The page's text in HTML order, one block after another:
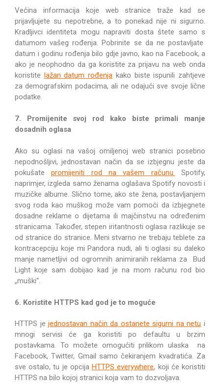
Većina informacija koje web stranice traže kad se
prijavljujete su nepotrebne, a to ponekad nije ni sigurno.
Kradljivci identiteta mogu napraviti dosta štete samo s
datumom vašeg rođenja. Pobrinite se da ne postavljate
datum i godinu rođenja bilo gdje javno, kao na Facebook, a
ako je neophodno da ga koristite za prijavu na web onda
koristite lažan datum rođenja kako biste ispunili zahtjeve
za demografskim podacima, ali ne odajući sve svoje lične
podatke.
7. Promijenite svoj rod kako biste primali manje
dosadnih oglasa
Ako su oglasi na vašoj omiljenoj web stranici posebno
nepodnošljivi, jednostavan način da se izbjegnu jeste da
pokušatepromijeniti rod na vašem računu. Spotify,
naprimjer, izgleda samo ženama oglašava Spotify novosti i
muzičke albume. Slično tome, ako ste žena, postavljanjem
svog roda kao muškog može vam pomoći da izbjegnete
dosadne reklame o dijetama ili majčinstvu na određenim
stranicama. Također, stepen iritantnosti oglasa razlikuje se
od stranice do stranice. Meni stvarno ne trebaju teblete za
kontracepciju koje mi Pandora nudi, ali ti oglasi su daleko
manje nametljivi od ogromnih animiranih reklama za Bud
Light koje sam dobijao kad je na mom računu rod bio
„muški“.
6. Koristite HTTPS kad god je to moguće
HTTPS jejednostavan način da ostanete sigurni na netu i
mnogi servisi će ga koristiti po defaultu u brzim
postavkama. To možete omogućiti prilikom ulaska na
Facebook, Twitter, Gmail samo čekiranjem kvadratića. Za
sve ostalo, tu je opcija HTTPS everywhere, koji će koristiti
HTTPS na bilo kojoj stranici koja vam to dozvoljava.